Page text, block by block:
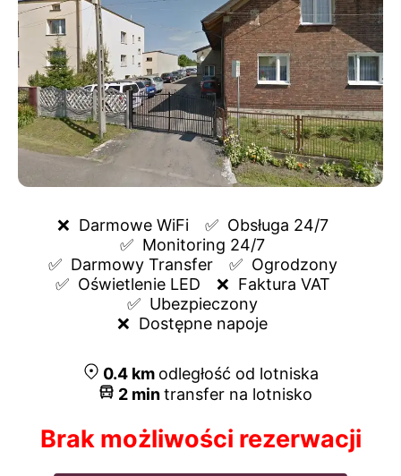
❌ Darmowe WiFi ✅ Obsługa 24/7
✅ Monitoring 24/7
✅ Darmowy Transfer ✅ Ogrodzony
✅ Oświetlenie LED ❌ Faktura VAT
✅ Ubezpieczony
❌ Dostępne napoje
0.4km odległość od lotniska
2mintransfer na lotnisko
Brak możliwości rezerwacji